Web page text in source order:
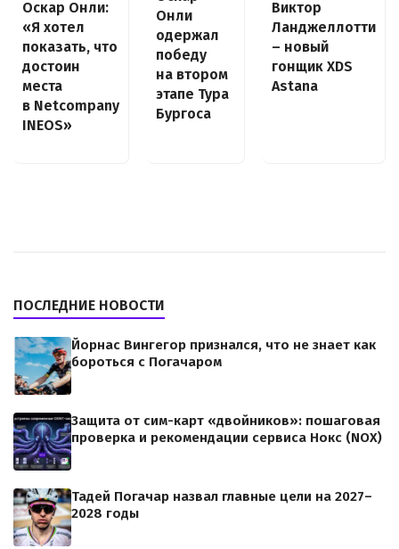
Оскар Онли:
«Я хотел
показать, что
достоин
места
в Netcompany
INEOS»
Онли
одержал
победу
на втором
этапе Тура
Бургоса
Виктор
Ланджеллотти
– новый
гонщик XDS
Astana
ПОСЛЕДНИЕ НОВОСТИ
Йорнас Вингегор признался, что не знает как
бороться с Погачаром
Защита от сим-карт «двойников»: пошаговая
проверка и рекомендации сервиса Нокс (NOX)
Тадей Погачар назвал главные цели на 2027–
2028 годы